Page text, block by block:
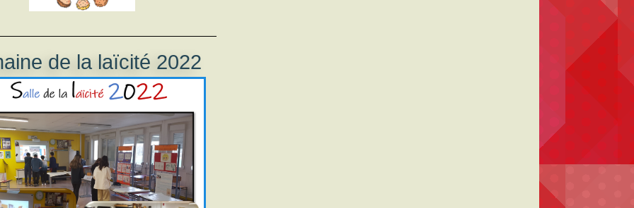
de la laïcité 2022